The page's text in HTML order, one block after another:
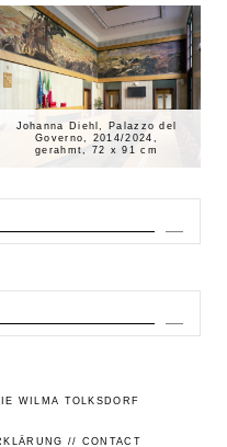
Johanna Diehl, Palazzo del
Governo, 2014/2024,
gerahmt, 72 x 91 cm
WILMA TOLKSDORF
// CONTACT